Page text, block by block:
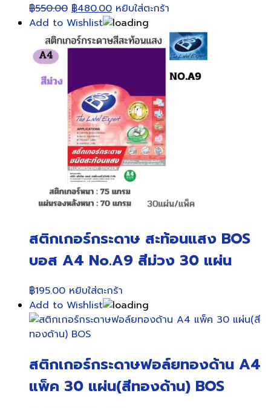
฿550.00 Original
price
was:
฿550.00.
฿480.00Current
price
is:
฿480.00.
หยิบใส่ตะกร้า
Add to Wishlist
สติกเกอร์กระดาษ สะท้อนแสง BOS
บอส A4 No.A9 สีม่วง 30 แผ่น
฿195.00 หยิบใส่ตะกร้า
Add to Wishlist
สติกเกอร์กระดาษฟอล์ยทองด้าน A4
แพ็ค 30 แผ่น(สีทองด้าน) BOS